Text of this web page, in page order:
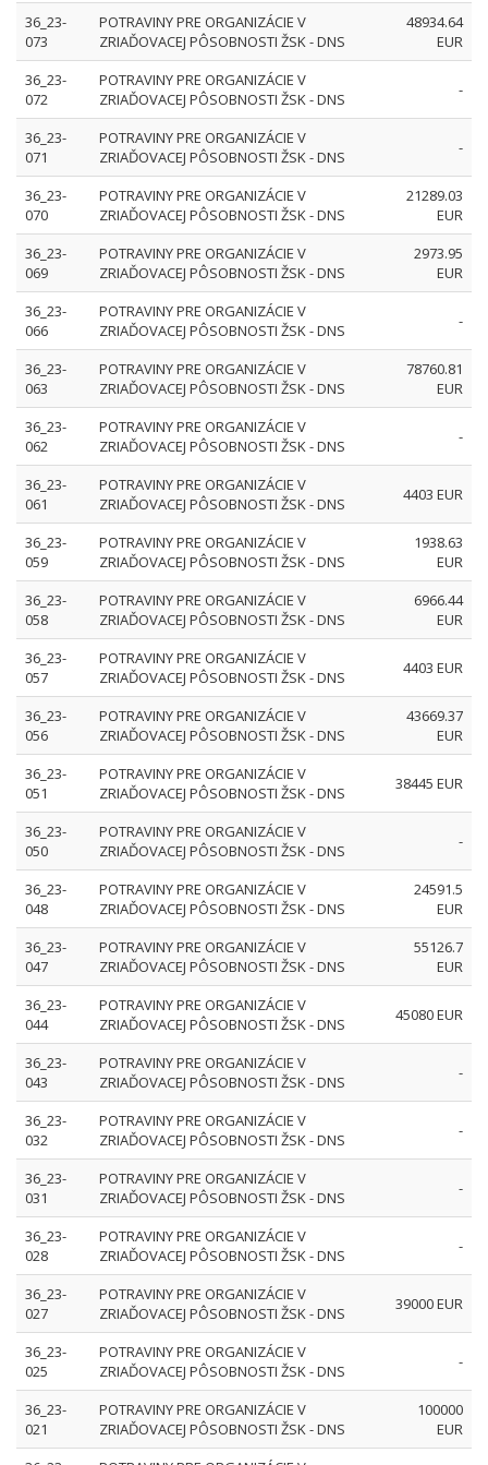
36_23-
073
POTRAVINY PRE ORGANIZÁCIE V
ZRIAĎOVACEJ PÔSOBNOSTI ŽSK - DNS
48934.64
EUR
36_23-
072
POTRAVINY PRE ORGANIZÁCIE V
ZRIAĎOVACEJ PÔSOBNOSTI ŽSK - DNS
-
36_23-
071
POTRAVINY PRE ORGANIZÁCIE V
ZRIAĎOVACEJ PÔSOBNOSTI ŽSK - DNS
-
36_23-
070
POTRAVINY PRE ORGANIZÁCIE V
ZRIAĎOVACEJ PÔSOBNOSTI ŽSK - DNS
21289.03
EUR
36_23-
069
POTRAVINY PRE ORGANIZÁCIE V
ZRIAĎOVACEJ PÔSOBNOSTI ŽSK - DNS
2973.95
EUR
36_23-
066
POTRAVINY PRE ORGANIZÁCIE V
ZRIAĎOVACEJ PÔSOBNOSTI ŽSK - DNS
-
36_23-
063
POTRAVINY PRE ORGANIZÁCIE V
ZRIAĎOVACEJ PÔSOBNOSTI ŽSK - DNS
78760.81
EUR
36_23-
062
POTRAVINY PRE ORGANIZÁCIE V
ZRIAĎOVACEJ PÔSOBNOSTI ŽSK - DNS
-
36_23-
061
POTRAVINY PRE ORGANIZÁCIE V
ZRIAĎOVACEJ PÔSOBNOSTI ŽSK - DNS
4403 EUR
36_23-
059
POTRAVINY PRE ORGANIZÁCIE V
ZRIAĎOVACEJ PÔSOBNOSTI ŽSK - DNS
1938.63
EUR
36_23-
058
POTRAVINY PRE ORGANIZÁCIE V
ZRIAĎOVACEJ PÔSOBNOSTI ŽSK - DNS
6966.44
EUR
36_23-
057
POTRAVINY PRE ORGANIZÁCIE V
ZRIAĎOVACEJ PÔSOBNOSTI ŽSK - DNS
4403 EUR
36_23-
056
POTRAVINY PRE ORGANIZÁCIE V
ZRIAĎOVACEJ PÔSOBNOSTI ŽSK - DNS
43669.37
EUR
36_23-
051
POTRAVINY PRE ORGANIZÁCIE V
ZRIAĎOVACEJ PÔSOBNOSTI ŽSK - DNS
38445 EUR
36_23-
050
POTRAVINY PRE ORGANIZÁCIE V
ZRIAĎOVACEJ PÔSOBNOSTI ŽSK - DNS
-
36_23-
048
POTRAVINY PRE ORGANIZÁCIE V
ZRIAĎOVACEJ PÔSOBNOSTI ŽSK - DNS
24591.5
EUR
36_23-
047
POTRAVINY PRE ORGANIZÁCIE V
ZRIAĎOVACEJ PÔSOBNOSTI ŽSK - DNS
55126.7
EUR
36_23-
044
POTRAVINY PRE ORGANIZÁCIE V
ZRIAĎOVACEJ PÔSOBNOSTI ŽSK - DNS
45080 EUR
36_23-
043
POTRAVINY PRE ORGANIZÁCIE V
ZRIAĎOVACEJ PÔSOBNOSTI ŽSK - DNS
-
36_23-
032
POTRAVINY PRE ORGANIZÁCIE V
ZRIAĎOVACEJ PÔSOBNOSTI ŽSK - DNS
-
36_23-
031
POTRAVINY PRE ORGANIZÁCIE V
ZRIAĎOVACEJ PÔSOBNOSTI ŽSK - DNS
-
36_23-
028
POTRAVINY PRE ORGANIZÁCIE V
ZRIAĎOVACEJ PÔSOBNOSTI ŽSK - DNS
-
36_23-
027
POTRAVINY PRE ORGANIZÁCIE V
ZRIAĎOVACEJ PÔSOBNOSTI ŽSK - DNS
39000 EUR
36_23-
025
POTRAVINY PRE ORGANIZÁCIE V
ZRIAĎOVACEJ PÔSOBNOSTI ŽSK - DNS
-
36_23-
021
POTRAVINY PRE ORGANIZÁCIE V
ZRIAĎOVACEJ PÔSOBNOSTI ŽSK - DNS
100000
EUR